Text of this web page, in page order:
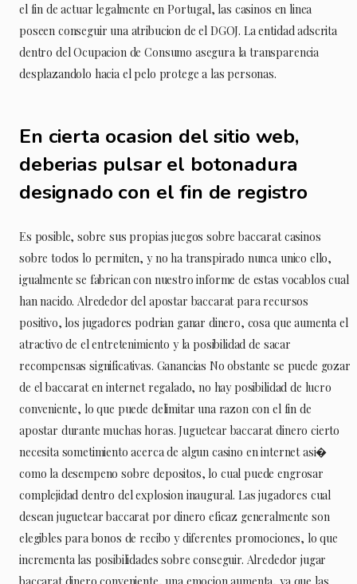
el fin de actuar legalmente en Portugal, las casinos en linea
poseen conseguir una atribucion de el DGOJ. La entidad adscrita
dentro del Ocupacion de Consumo asegura la transparencia
desplazandolo hacia el pelo protege a las personas.
En cierta ocasion del sitio web,
deberias pulsar el botonadura
designado con el fin de registro
Es posible, sobre sus propias juegos sobre baccarat casinos
sobre todos lo permiten, y no ha transpirado nunca unico ello,
igualmente se fabrican con nuestro informe de estas vocablos cual
han nacido. Alrededor del apostar baccarat para recursos
positivo, los jugadores podrian ganar dinero, cosa que aumenta el
atractivo de el entretenimiento y la posibilidad de sacar
recompensas significativas. Ganancias No obstante se puede gozar
de el baccarat en internet regalado, no hay posibilidad de lucro
conveniente, lo que puede delimitar una razon con el fin de
apostar durante muchas horas. Juguetear baccarat dinero cierto
necesita sometimiento acerca de algun casino en internet asi�
como la desempeno sobre depositos, lo cual puede engrosar
complejidad dentro del explosion inaugural. Las jugadores cual
desean juguetear baccarat por dinero eficaz generalmente son
elegibles para bonos de recibo y diferentes promociones, lo que
incrementa las posibilidades sobre conseguir. Alrededor jugar